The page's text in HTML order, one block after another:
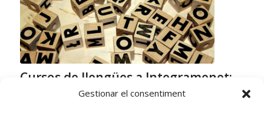
Gestionar el consentiment
Cursos de llengües a Integramenet:
primer quadrimestre de 2020